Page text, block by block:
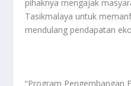
pihaknya mengajak
Tasikmalaya untuk
mendulang pendapatan
“Program Pengembangan